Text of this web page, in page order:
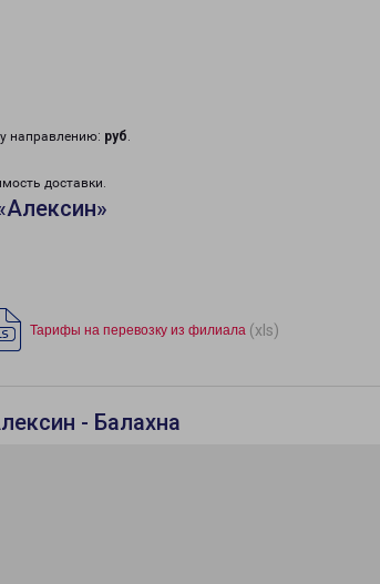
направлению: руб.
доставки.
Тарифы на перевозку из филиала (xls)
- Балахна